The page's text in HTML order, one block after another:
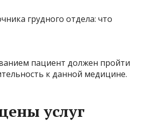
пациент должен пройти
к данной медицине.
услуг